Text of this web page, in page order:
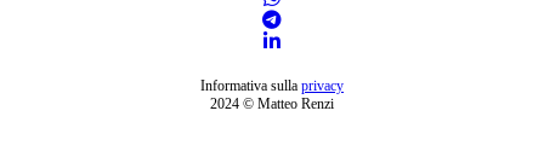
Informativa sulla privacy
2024 © Matteo Renzi